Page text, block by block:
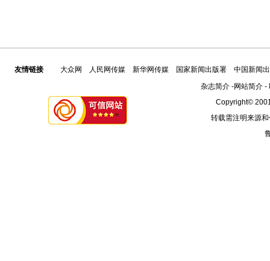
友情链接 大众网 人民网传媒 新华网传媒 国家新闻出版署
中国新闻
杂志简介-网站简介-
Copyright©
转载需注明来源